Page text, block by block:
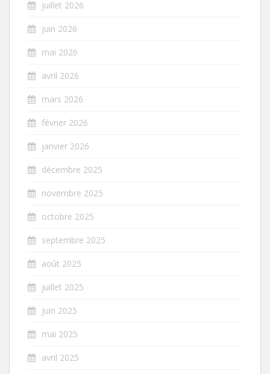
juillet 2026
juin 2026
mai 2026
avril 2026
mars 2026
février 2026
janvier 2026
décembre 2025
novembre 2025
octobre 2025
septembre 2025
août 2025
juillet 2025
juin 2025
mai 2025
avril 2025